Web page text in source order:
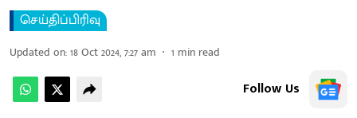
செய்திப்பிரிவு
Updated on:18 Oct 2024, 7:27 am 1 min read
Follow Us